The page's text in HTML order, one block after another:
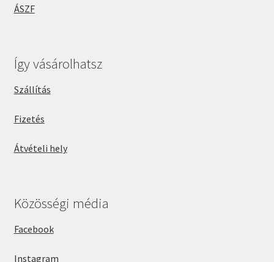
ÁSZF
Így vásárolhatsz
Szállítás
Fizetés
Átvételi hely
Közösségi média
Facebook
Instagram